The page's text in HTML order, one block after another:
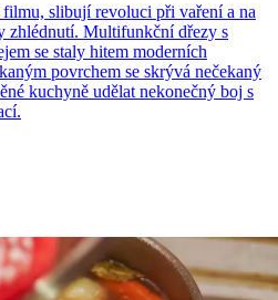
slibují revoluci při vaření a na
zhlédnutí. Multifunkční dřezy s
se staly hitem moderních
povrchem se skrývá nečekaný
kuchyně udělat nekonečný boj s